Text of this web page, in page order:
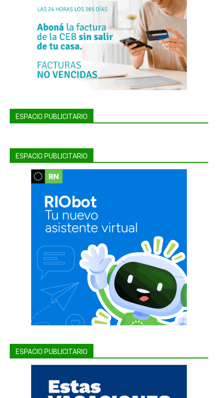
ESPACIO PUBLICITARIO
ESPACIO PUBLICITARIO
ESPACIO PUBLICITARIO